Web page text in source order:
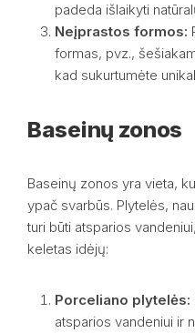
padeda išlaikyti
Neįprastos formos:
formas, pvz.,
kad sukurtumėte
Baseinų zonos
Baseinų zonos yra vieta,
ypač svarbūs. Plytelės,
turi būti atsparios
keletas idėjų:
Porceliano plytelės:
atsparios vandeniui ir